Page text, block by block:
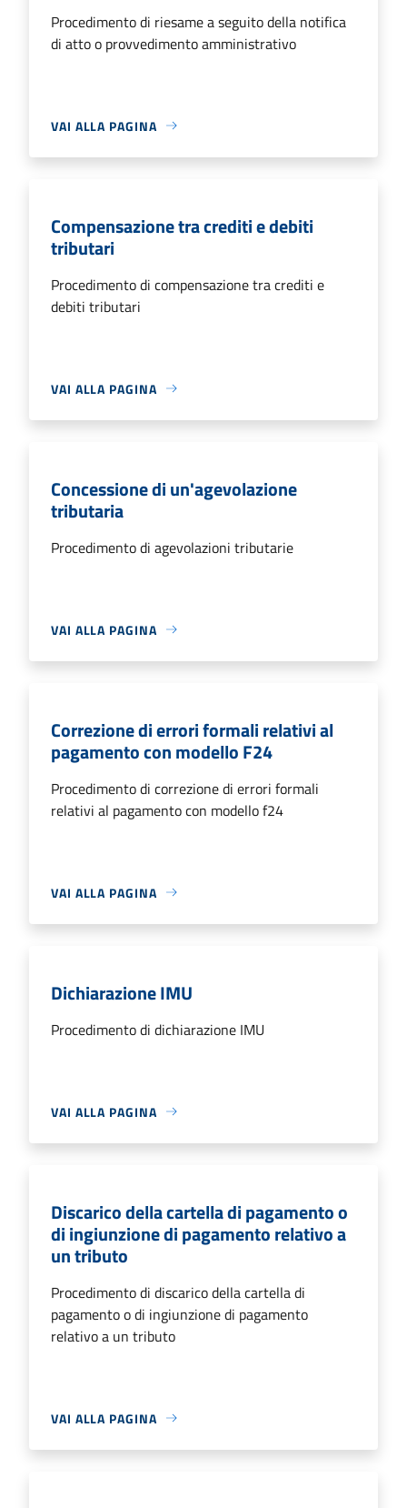
Procedimento di riesame a seguito della notifica
di atto o provvedimento amministrativo
VAI ALLA PAGINA
Compensazione tra crediti e debiti
tributari
Procedimento di compensazione tra crediti e
debiti tributari
VAI ALLA PAGINA
Concessione di un'agevolazione
tributaria
Procedimento di agevolazioni tributarie
VAI ALLA PAGINA
Correzione di errori formali relativi al
pagamento con modello F24
Procedimento di correzione di errori formali
relativi al pagamento con modello f24
VAI ALLA PAGINA
Dichiarazione IMU
Procedimento di dichiarazione IMU
VAI ALLA PAGINA
Discarico della cartella di pagamento o
di ingiunzione di pagamento relativo a
un tributo
Procedimento di discarico della cartella di
pagamento o di ingiunzione di pagamento
relativo a un tributo
VAI ALLA PAGINA